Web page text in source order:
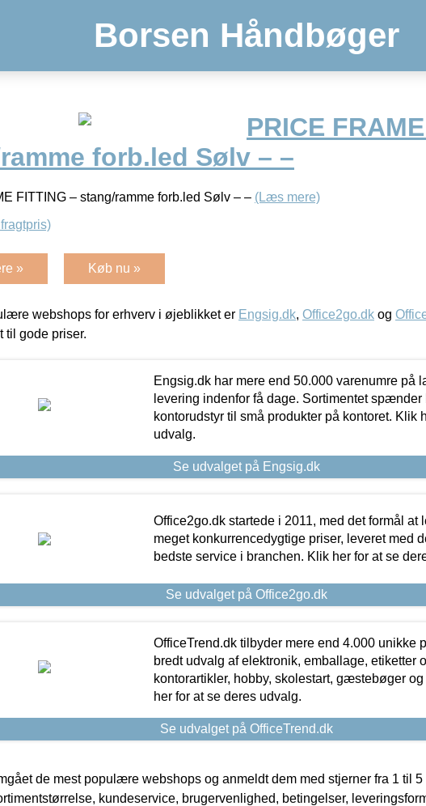
Borsen Håndbøger
PRICE
forb.led Sølv – –
FITTING – stang/ramme forb.led Sølv – – (Læs mere)
» Køb nu »
webshops for erhverv i øjeblikket er Engsig.dk, Office2go.dk og
til gode priser.
Engsig.dk har mere end 50.000 varenumre på
levering indenfor få dage. Sortimentet spænder
kontorudstyr til små produkter på kontoret. Klik
udvalg.
Se udvalget på Engsig.dk
Office2go.dk startede i 2011, med det formål at
meget konkurrencedygtige priser, leveret med
bedste service i branchen. Klik her for at se
Se udvalget på Office2go.dk
OfficeTrend.dk tilbyder mere end 4.000 unikke
bredt udvalg af elektronik, emballage, etiketter
kontorartikler, hobby, skolestart, gæstebøger
her for at se deres udvalg.
Se udvalget på OfficeTrend.dk
de mest populære webshops og anmeldt dem med stjerner fra 1 til 5
kundeservice, brugervenlighed, betingelser,